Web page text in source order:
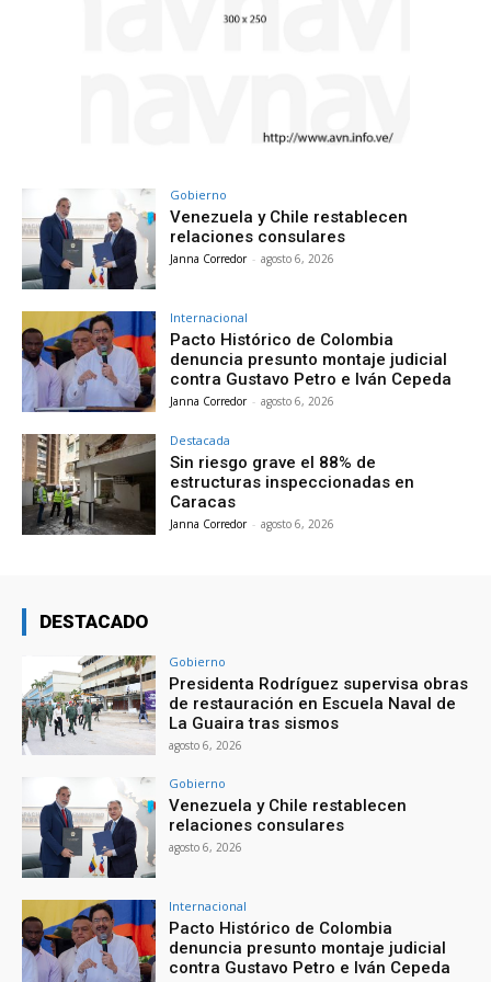
Gobierno
Venezuela y Chile restablecen
relaciones consulares
Janna Corredor - agosto 6, 2026
Internacional
Pacto Histórico de Colombia
denuncia presunto montaje judicial
contra Gustavo Petro e Iván Cepeda
Janna Corredor - agosto 6, 2026
Destacada
Sin riesgo grave el 88% de
estructuras inspeccionadas en
Caracas
Janna Corredor - agosto 6, 2026
DESTACADO
Gobierno
Presidenta Rodríguez supervisa obras
de restauración en Escuela Naval de
La Guaira tras sismos
agosto 6, 2026
Gobierno
Venezuela y Chile restablecen
relaciones consulares
agosto 6, 2026
Internacional
Pacto Histórico de Colombia
denuncia presunto montaje judicial
contra Gustavo Petro e Iván Cepeda